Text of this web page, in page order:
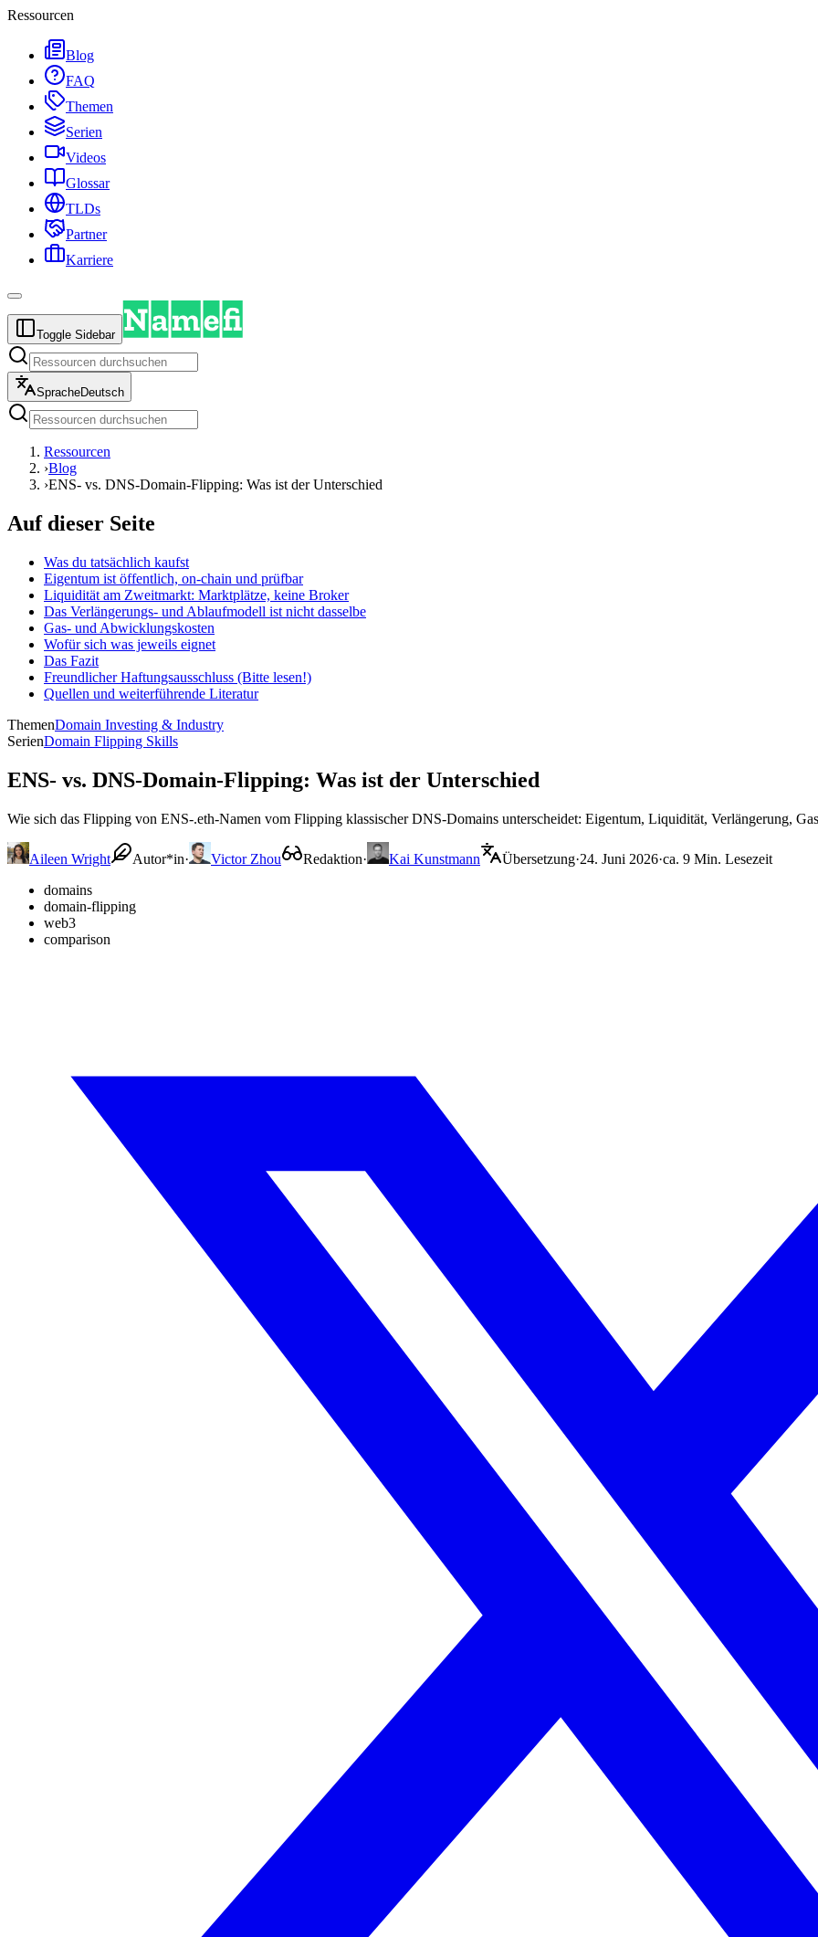
Ressourcen
Blog
FAQ
Themen
Serien
Videos
Glossar
TLDs
Partner
Karriere
Toggle Sidebar
SpracheDeutsch
Ressourcen
›Blog
›ENS- vs. DNS-Domain-Flipping: Was ist der Unterschied
Auf dieser Seite
Was du tatsächlich kaufst
Eigentum ist öffentlich, on-chain und prüfbar
Liquidität am Zweitmarkt: Marktplätze, keine Broker
Das Verlängerungs- und Ablaufmodell ist nicht dasselbe
Gas- und Abwicklungskosten
Wofür sich was jeweils eignet
Das Fazit
Freundlicher Haftungsausschluss (Bitte lesen!)
Quellen und weiterführende Literatur
ThemenDomain Investing & Industry
SerienDomain Flipping Skills
ENS- vs. DNS-Domain-Flipping: Was ist der Unterschied
Wie sich das Flipping von ENS-.eth-Namen vom Flipping klassischer DNS-Domains unterscheidet: Eigentum, Liquidität, Verlängerung,
Aileen Wright Autor*in· Victor Zhou Redaktion· Kai Kunstmann Übersetzung·24. Juni 2026·ca. 9 Min. Lesezeit
domains
domain-flipping
web3
comparison